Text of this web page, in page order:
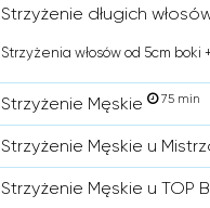
Strzyżenie długich
Strzyżenia włosów od 5cm boki
Strzyżenie Męskie 75 min
Strzyżenie Męskie u
Strzyżenie Męskie u TOP